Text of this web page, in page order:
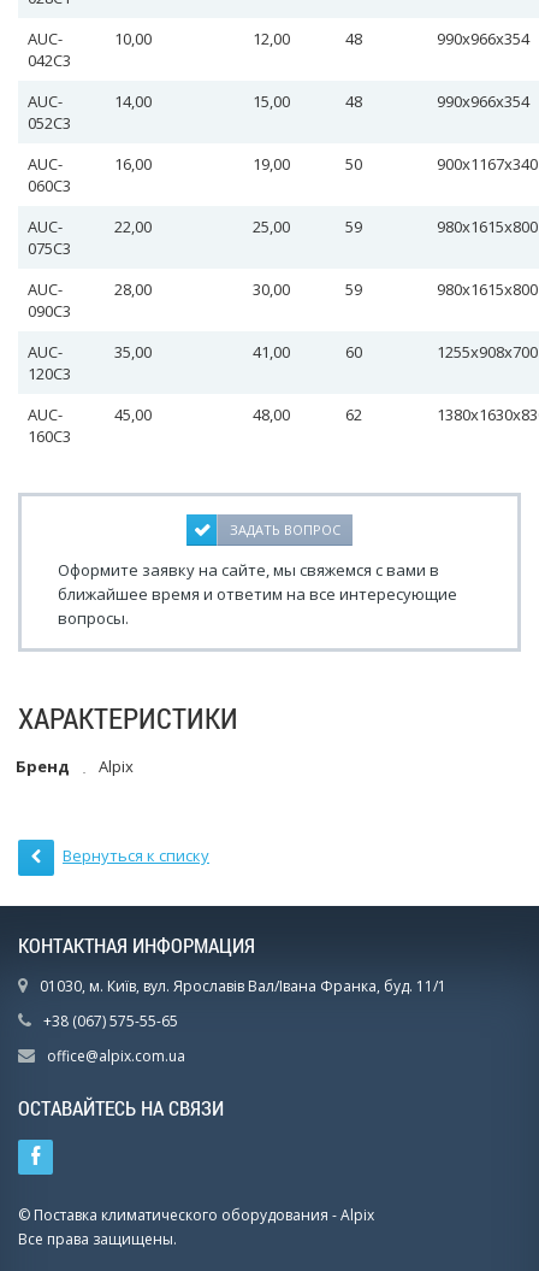
AUC-
042С3
10,00 12,00 48 990х966х354
AUC-
052С3
14,00 15,00 48 990х966х354
AUC-
060С3
16,00 19,00 50 900х1167х340
AUC-
075С3
22,00 25,00 59 980х1615х800
AUC-
090С3
28,00 30,00 59 980х1615х800
AUC-
120С3
35,00 41,00 60
AUC-
160С3
45,00 48,00 62
ЗАДАТЬ ВОПРОС
Оформите заявку на сайте, мы свяжемся с вами в
ближайшее время и ответим на все интересующие
вопросы.
ХАРАКТЕРИСТИКИ
Бренд Alpix
Вернуться к списку
КОНТАКТНАЯ ИНФОРМАЦИЯ
01030, м. Київ, вул. Ярославів Вал/Івана Франка, буд. 11/1
+38 (067) 575-55-65
office@alpix.com.ua
ОСТАВАЙТЕСЬ НА СВЯЗИ
© Поставка климатического оборудования - Alpix
Все права защищены.